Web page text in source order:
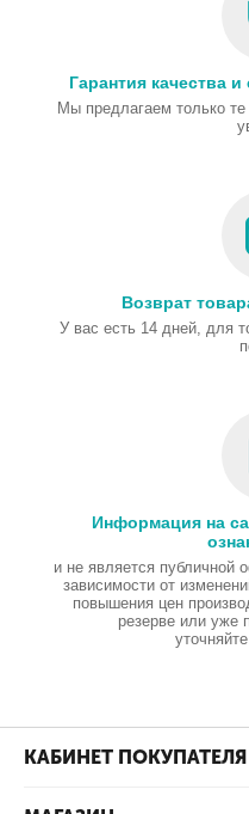
Гарантия качества
Мы предлагаем только
Возврат
У вас есть 14 дней, для
Информация на
и не является публичной
зависимости от
повышения цен
резерве или уже
КАБИНЕТ ПОКУПАТЕЛЯ